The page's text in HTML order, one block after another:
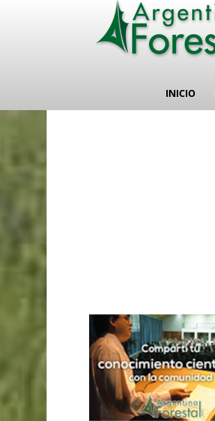
INICIO